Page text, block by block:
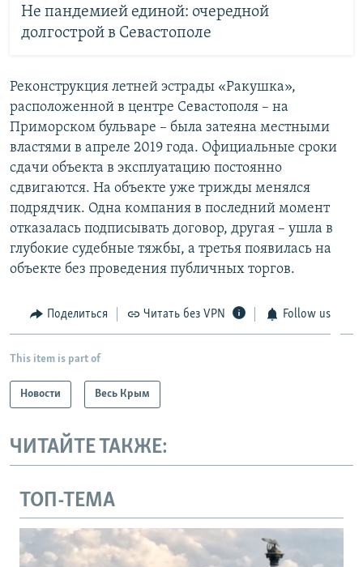
Не пандемией единой: очередной
долгострой в Севастополе
Реконструкция летней эстрады «Ракушка»,
расположенной в центре Севастополя – на
Приморском бульваре – была затеяна местными
властями в апреле 2019 года. Официальные сроки
сдачи объекта в эксплуатацию постоянно
сдвигаются. На объекте уже трижды менялся
подрядчик. Одна компания в последний момент
отказалась подписывать договор, другая – ушла в
глубокие судебные тяжбы, а третья появилась на
объекте без проведения публичных торгов.
Поделиться Читать без VPN Follow us
This item is part of
Новости Весь Крым
ЧИТАЙТЕ ТАКЖЕ:
ТОП-ТЕМА